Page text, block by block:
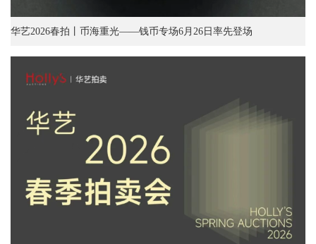
华艺2026春拍丨币海重光——钱币专场6月26日率先登场